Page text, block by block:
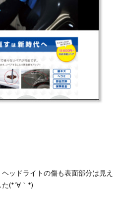
ッドライトの傷も表面部分は見え
(*´∀｀*)